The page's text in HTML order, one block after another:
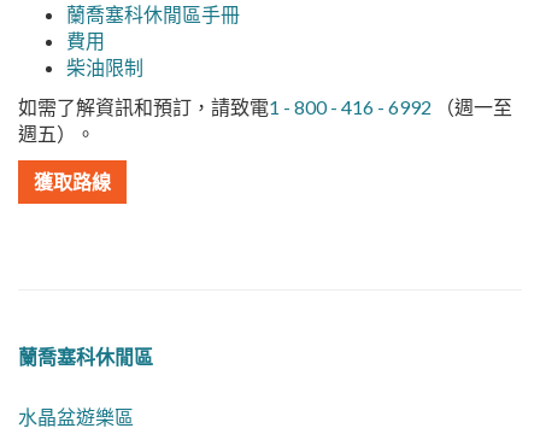
蘭喬塞科休閒區手冊
費用
柴油限制
如需了解資訊和預訂，請致電1 - 800 - 416 - 6992 （週一至
週五）。
獲取路線
蘭喬塞科休閒區
水晶盆遊樂區